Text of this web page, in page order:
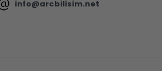
info@arcbilisim.net